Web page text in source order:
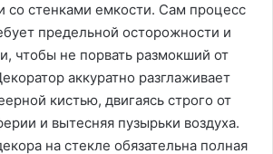
со стенками емкости. Сам процесс
предельной осторожности и
чтобы не порвать размокший от
аккуратно разглаживает
кистью, двигаясь строго от
и вытесняя пузырьки воздуха.
на стекле обязательна полная